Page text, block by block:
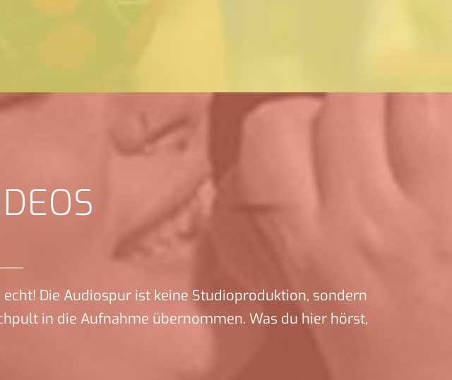
Die Audiospur ist keine Studioproduktion, sondern
in die Aufnahme übernommen. Was du hier hörst,